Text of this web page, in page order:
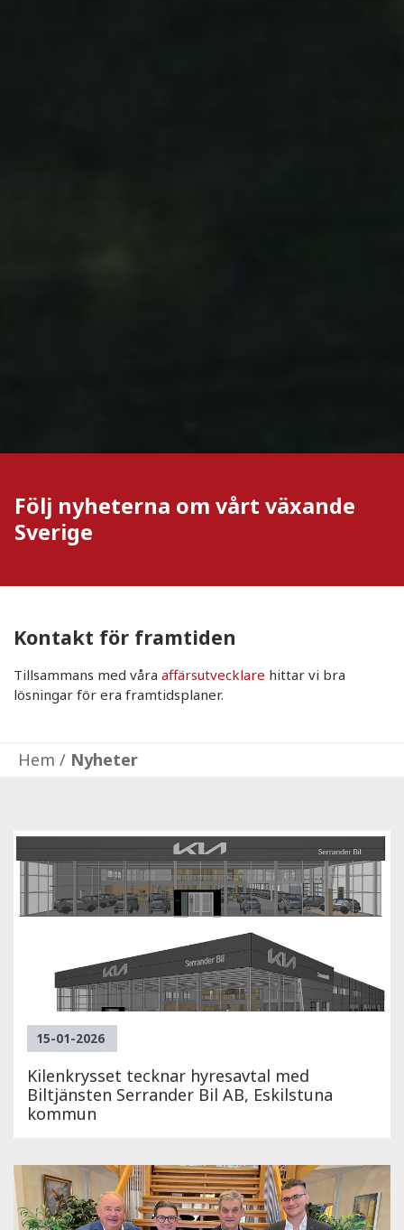
Kontakt för framtiden
Tillsammans med våra affärsutvecklare hittar vi bra
lösningar för era framtidsplaner.
Följ nyheterna om vårt växande
Sverige
Hem / Nyheter
15-01-2026
Kilenkrysset tecknar hyresavtal med
Biltjänsten Serrander Bil AB, Eskilstuna
kommun